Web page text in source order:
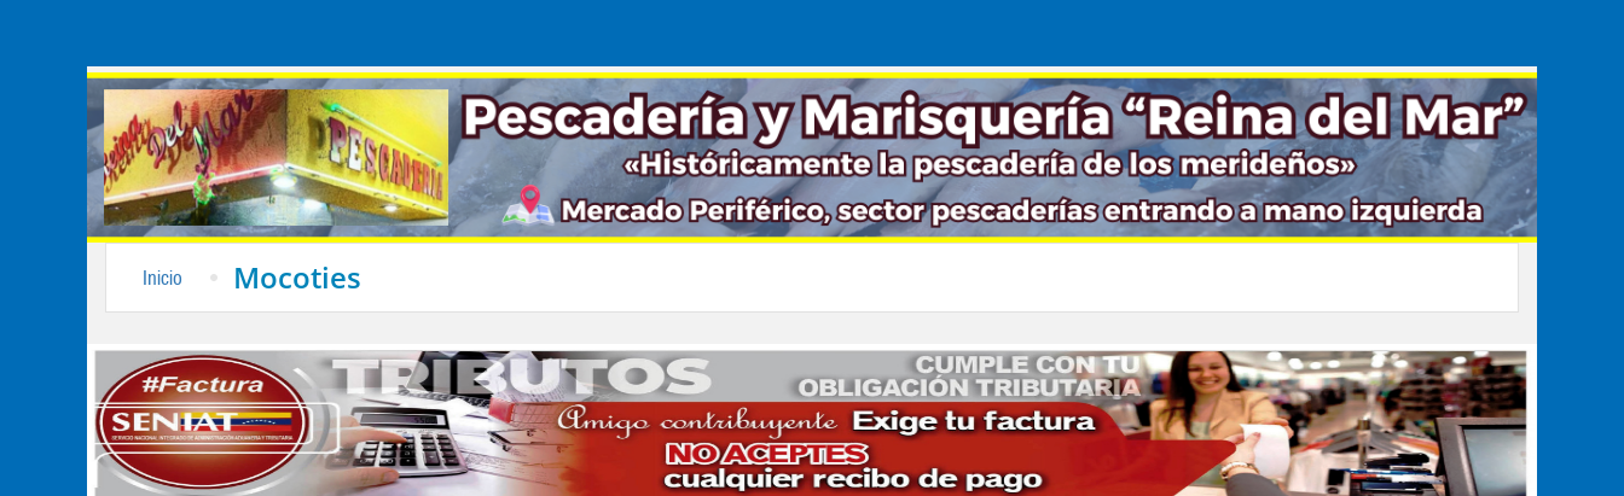
Inicio Mocoties